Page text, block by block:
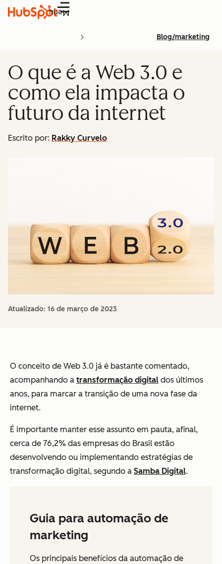
Menu
Blog/marketing
O que é a Web 3.0 e
como ela impacta o
futuro da internet
Escrito por: Rakky Curvelo
Atualizado: 16 de março de 2023
O conceito de Web 3.0 já é bastante comentado,
acompanhando a transformação digital dos últimos
anos, para marcar a transição de uma nova fase da
internet.
É importante manter esse assunto em pauta, afinal,
cerca de 76,2% das empresas do Brasil estão
desenvolvendo ou implementando estratégias de
transformação digital, segundo a Samba Digital.
Guia para automação de
marketing
Os principais benefícios da automação de